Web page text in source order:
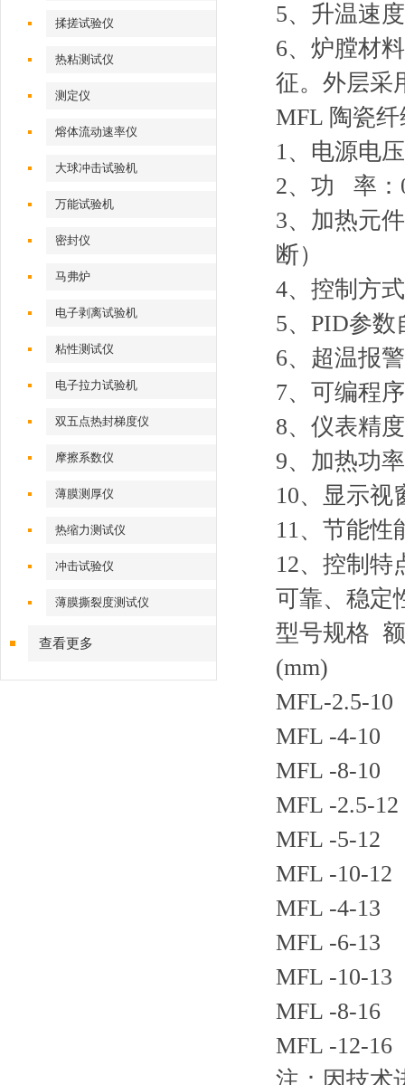
揉搓试验仪
热粘测试仪
测定仪
熔体流动速率仪
大球冲击试验机
万能试验机
密封仪
马弗炉
电子剥离试验机
粘性测试仪
电子拉力试验机
双五点热封梯度仪
摩擦系数仪
薄膜测厚仪
热缩力测试仪
冲击试验仪
薄膜撕裂度测试仪
查看更多
5、升温速
6、炉膛材
征。外层采
MFL 陶瓷
1、电源电
2、功 率：
3、加热元
断）
4、控制方
5、PID参
6、超温报
7、可编程
8、仪表精
9、加热功
10、显示视
11、节能性
12、控制特
可靠、稳定
型号规格
(mm)
MFL-2.5-
MFL -4-
MFL -8-10
MFL -2.5-
MFL -5-12
MFL -10-
MFL -4-13
MFL -6-13
MFL -10-
MFL -8-16
MFL -12-